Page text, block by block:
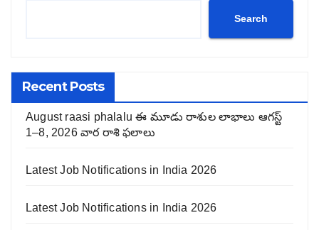
Search
Recent Posts
August raasi phalalu ఈ మూడు రాశుల లాభాలు ఆగస్ట్
1–8, 2026 వార రాశి ఫలాలు
Latest Job Notifications in India 2026
Latest Job Notifications in India 2026